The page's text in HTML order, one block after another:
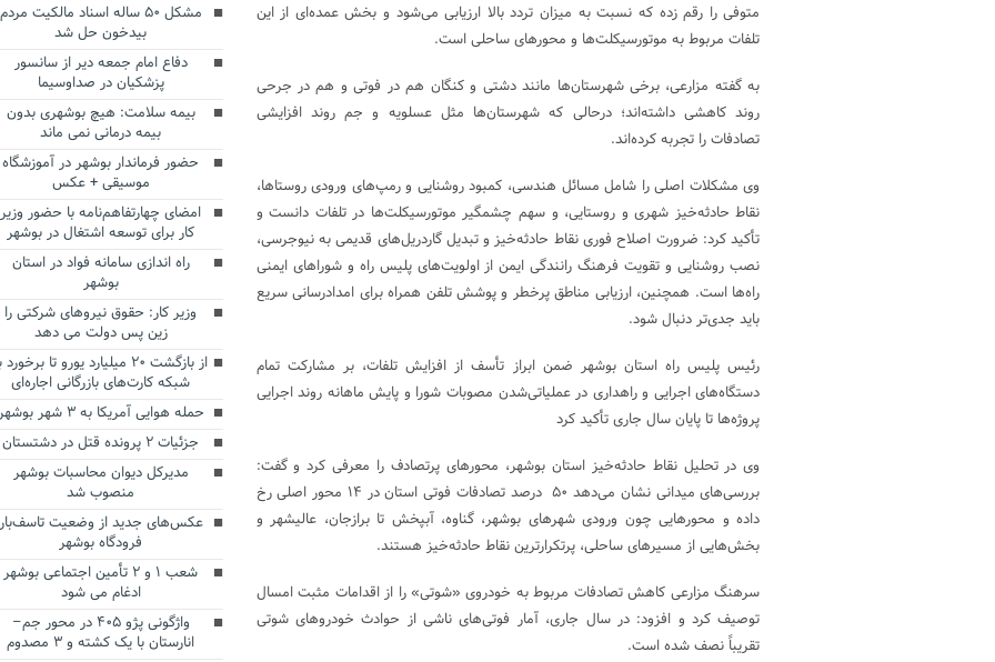
متوفی را رقم زده که نسبت به میزان تردد بالا ارزیابی می‌شود و بخش عمده‌ای از این
تلفات مربوط به موتورسیکلت‌ها و محورهای ساحلی است.
به گفته مزارعی، برخی شهرستان‌ها مانند دشتی و کنگان هم در فوتی و هم در جرحی
روند کاهشی داشته‌اند؛ درحالی که شهرستا‌ن‌ها مثل عسلویه و جم روند افزایشی
تصادفات را تجربه کرده‌اند.
وی مشکلات اصلی را شامل مسائل هندسی، کمبود روشنایی و رمپ‌های ورودی روستاها،
نقاط حادثه‌خیز شهری و روستایی، و سهم چشمگیر موتورسیکلت‌ها در تلفات دانست و
تأکید کرد: ضرورت اصلاح فوری نقاط حادثه‌خیز و تبدیل گاردریل‌های قدیمی به نیوجرسی،
نصب روشنایی و تقویت فرهنگ رانندگی ایمن از اولویت‌های پلیس راه و شوراهای ایمنی
راه‌ها است. همچنین، ارزیابی مناطق پرخطر و پوشش تلفن همراه برای امدادرسانی سریع
باید جدی‌تر دنبال شود.
رئیس پلیس راه استان بوشهر ضمن ابراز تأسف از افزایش تلفات، بر مشارکت تمام
دستگاه‌های اجرایی و راهداری در عملیاتی‌شدن مصوبات شورا و پایش ماهانه روند اجرایی
پروژه‌ها تا پایان سال جاری تأکید کرد
وی در تحلیل نقاط حادثه‌خیز استان بوشهر، محورهای پرتصادف را معرفی کرد و گفت:
بررسی‌های میدانی نشان می‌دهد ۵۰ درصد تصادفات فوتی استان در ۱۴ محور اصلی رخ
داده و محورهایی چون ورودی شهرهای بوشهر، گناوه، آبپخش تا برازجان، عالیشهر و
بخش‌هایی از مسیرهای ساحلی، پرتکرارترین نقاط حادثه‌خیز هستند.
سرهنگ مزارعی کاهش تصادفات مربوط به خودروی «شوتی» را از اقدامات مثبت امسال
توصیف کرد و افزود: در سال جاری، آمار فوتی‌های ناشی از حوادث خودروهای شوتی
تقریباً نصف شده است.
مشکل ۵۰ ساله اسناد مالکیت مردم
بیدخون حل شد
دفاع امام جمعه دیر از سانسور
پزشکیان در صداوسیما
بیمه سلامت: هیچ بوشهری بدون
بیمه درمانی نمی ماند
حضور فرماندار بوشهر در آموزشگاه
موسیقی + عکس
امضای چهارتفاهم‌نامه با حضور وزیر
کار برای توسعه اشتغال در بوشهر
راه اندازی سامانه فواد در استان
بوشهر
وزیر کار: حقوق نیروهای شرکتی را
زین پس دولت می دهد
از بازگشت ۲۰ میلیارد یورو تا
شبکه کارت‌های بازرگانی اجاره‌ای
حمله هوایی آمریکا به ۳ شهر بوشهر
جزئیات ۲ پرونده قتل در دشتستان
مدیرکل دیوان محاسبات بوشهر
منصوب شد
عکس‌های جدید از وضعیت
فرودگاه بوشهر
شعب ۱ و ۲ تأمین اجتماعی بوشهر
ادغام می شود
واژگونی پژو ۴۰۵ در محور جم–
انارستان با یک کشته و ۳ مصدوم